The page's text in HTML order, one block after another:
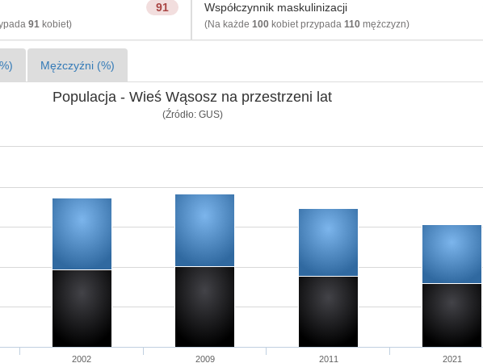
91
91kobiet)
Współczynnik maskulinizacji
(Na każde 100kobiet przypada 110mężczyzn)
Mężczyźni (%)
Populacja - Wieś Wąsosz na przestrzeni lat
(Źródło: GUS)
2002 2009 2011 2021